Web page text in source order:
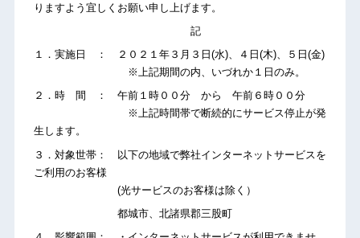
りますよう宜しくお願い申し上げます。
記
１．実施日 ： ２０２１年３月３日(水)、４日(木)、５日(金)
※上記期間の内、いづれか１日のみ。
２．時 間 ： 午前１時００分 から 午前６時００分
※上記時間帯で断続的にサービス停止が発
生します。
３．対象世帯： 以下の地域で弊社インターネットサービスを
ご利用のお客様
(光サービスのお客様は除く）
都城市、北諸県郡三股町